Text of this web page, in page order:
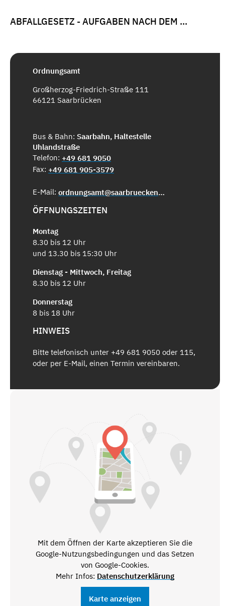
ABFALLGESETZ - AUFGABEN NACH DEM ...
Ordnungsamt
Großherzog-Friedrich-Straße 111
66121 Saarbrücken
Bus & Bahn: Saarbahn, Haltestelle
Uhlandstraße
Telefon: +49 681 9050
Fax: +49 681 905-3579
E-Mail: ordnungsamt@saarbruecken.de
ÖFFNUNGSZEITEN
Montag
8.30 bis 12 Uhr
und 13.30 bis 15:30 Uhr
Dienstag - Mittwoch, Freitag
8.30 bis 12 Uhr
Donnerstag
8 bis 18 Uhr
HINWEIS
Bitte telefonisch unter +49 681 9050 oder 115,
oder per E-Mail, einen Termin vereinbaren.
Mit dem Öffnen der Karte akzeptieren Sie die
Google-Nutzungsbedingungen und das Setzen
von Google-Cookies.
Mehr Infos: Datenschutzerklärung
Karte anzeigen